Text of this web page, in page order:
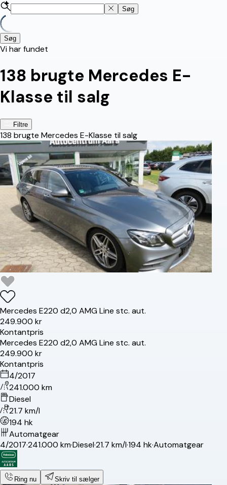
Søg
Søg
Vi har fundet
138 brugte Mercedes E-
Klasse til salg
Filtre
138 brugte Mercedes E-Klasse til salg
Mercedes E220 d2,0 AMG Line stc. aut.
249.900 kr
Kontantpris
Mercedes E220 d2,0 AMG Line stc. aut.
249.900 kr
Kontantpris
4/2017
241.000 km
Diesel
21.7 km/l
194 hk
Automatgear
4/2017·241.000 km·Diesel·21.7 km/l·194 hk·Automatgear
Ring nu Skriv til sælger